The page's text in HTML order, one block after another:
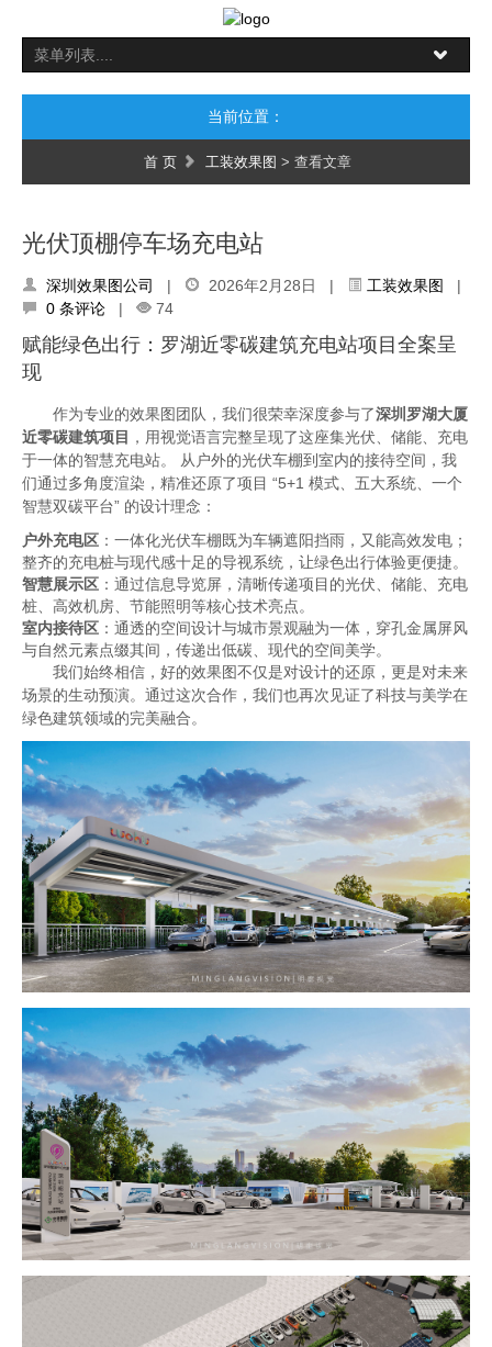
当前位置：
首 页 工装效果图 > 查看文章
光伏顶棚停车场充电站
深圳效果图公司 | 2026年2月28日 | 工装效果图
|
0 条评论 | 74
赋能绿色出行：罗湖近零碳建筑充电站项目全案呈
现
作为专业的效果图团队，我们很荣幸深度参与了深圳罗湖大厦
近零碳建筑项目 ，用视觉语言完整呈现了这座集光伏、储能、充电
于一体的智慧充电站。 从户外的光伏车棚到室内的接待空间，我
们通过多角度渲染，精准还原了项目 “5+1 模式、五大系统、一个
智慧双碳平台” 的设计理念：
户外充电区 ：一体化光伏车棚既为车辆遮阳挡雨，又能高效发电；
整齐的充电桩与现代感十足的导视系统，让绿色出行体验更便捷。
智慧展示区 ：通过信息导览屏，清晰传递项目的光伏、储能、充电
桩、高效机房、节能照明等核心技术亮点。
室内接待区 ：通透的空间设计与城市景观融为一体，穿孔金属屏风
与自然元素点缀其间，传递出低碳、现代的空间美学。
我们始终相信，好的效果图不仅是对设计的还原，更是对未来
场景的生动预演。通过这次合作，我们也再次见证了科技与美学在
绿色建筑领域的完美融合。